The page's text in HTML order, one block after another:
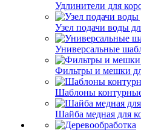
Удлинители для
Узел подачи воды
Универсальные
Фильтры и мешки
Шаблоны
Шайба медная для